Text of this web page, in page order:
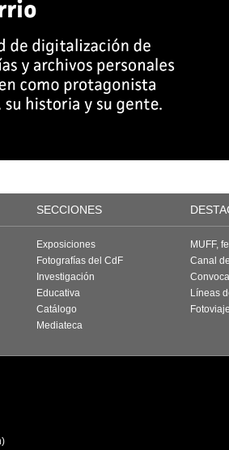
SECCIONES
Exposiciones
Fotografías del CdF
Investigación
Educativa
Catálogo
Mediateca
MUFF,
Canal
Líneas